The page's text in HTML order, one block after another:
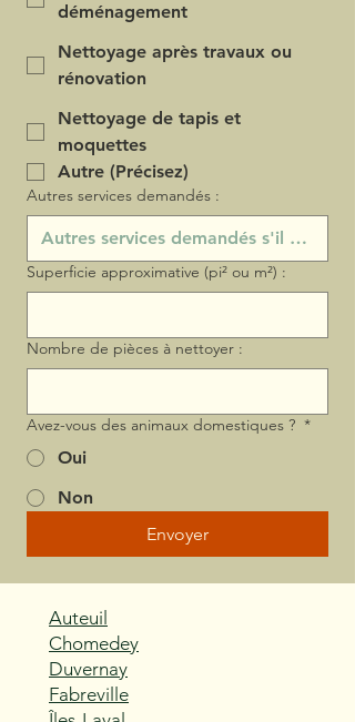
déménagement
Nettoyage après travaux ou
rénovation
Nettoyage de tapis et
moquettes
Autre (Précisez)
Autres services demandés :
Superficie approximative (pi² ou m²) :
Nombre de pièces à nettoyer :
Avez-vous des animaux domestiques ? *
Oui
Non
Envoyer
Auteuil
Chomedey
Duvernay
Fabreville